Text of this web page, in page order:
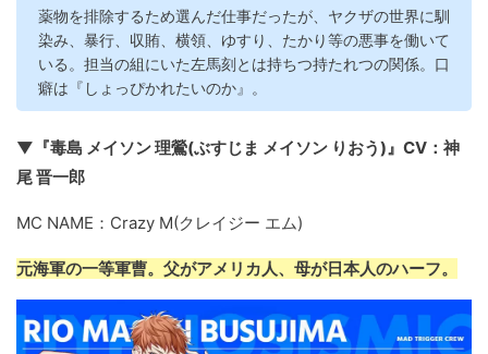
薬物を排除するため選んだ仕事だったが、ヤクザの世界に馴
染み、暴行、収賄、横領、ゆすり、たかり等の悪事を働いて
いる。担当の組にいた左馬刻とは持ちつ持たれつの関係。口
癖は『しょっぴかれたいのか』。
▼『毒島 メイソン 理鶯(ぶすじま メイソン りおう)』CV：神
尾 晋一郎
MC NAME：Crazy M(クレイジー エム)
元海軍の一等軍曹。父がアメリカ人、母が日本人のハーフ。